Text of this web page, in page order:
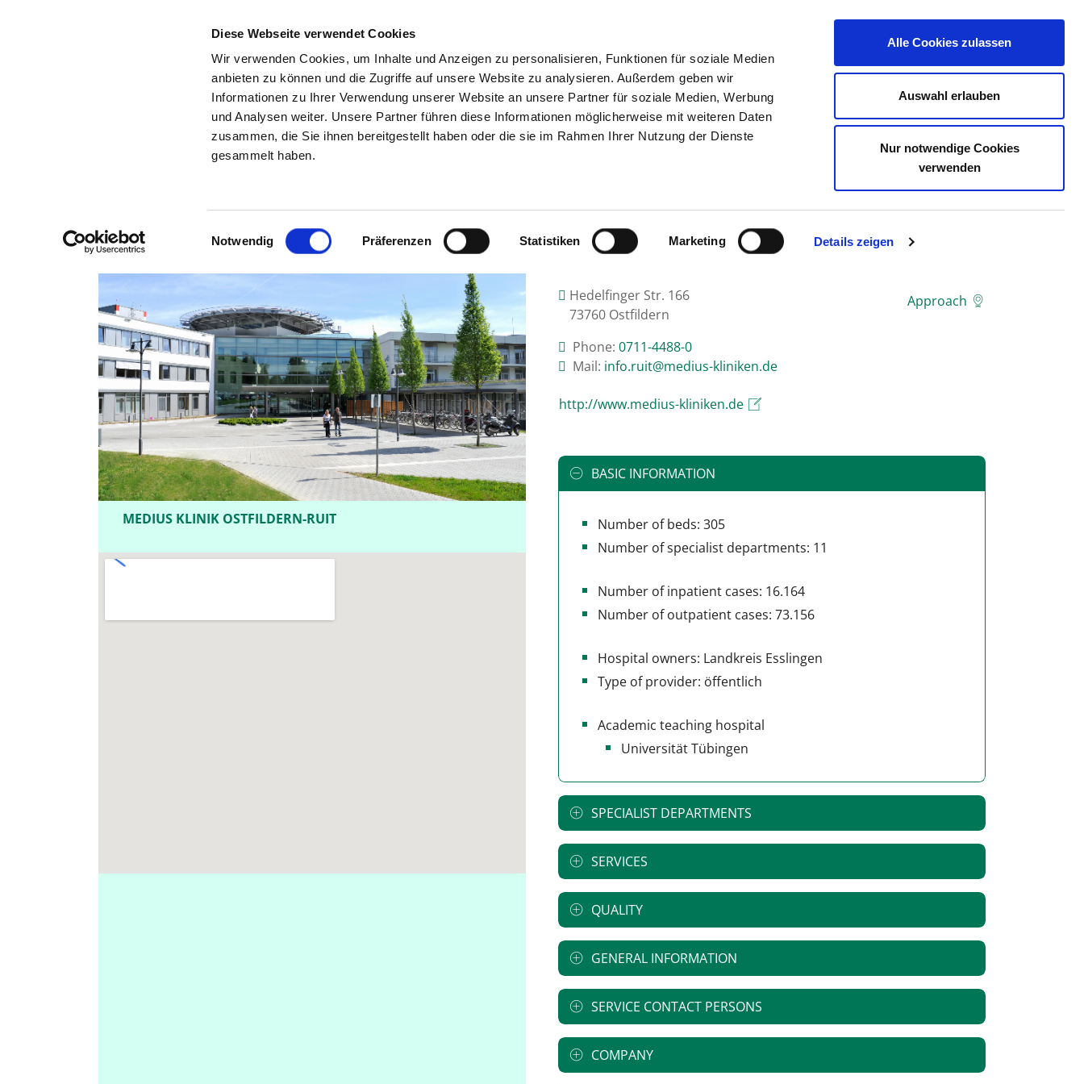
Diese Webseite verwendet Cookies
Wir verwenden Cookies, um Inhalte und Anzeigen zu personalisieren, Funktionen für soziale Medien
anbieten zu können und die Zugriffe auf unsere Website zu analysieren. Außerdem geben wir
Informationen zu Ihrer Verwendung unserer Website an unsere Partner für soziale Medien, Werbung
und Analysen weiter. Unsere Partner führen diese Informationen möglicherweise mit weiteren Daten
zusammen, die Sie ihnen bereitgestellt haben oder die sie im Rahmen Ihrer Nutzung der Dienste
gesammelt haben.
Einwilligungsauswahl
Notwendig Präferenzen Statistiken Marketing Details zeigen
Alle Cookies zulassen
Auswahl erlauben
Nur notwendige Cookies
verwenden
SEARCH TIPS & HELP THE DIRECTORY JOB PORTAL CONTACT
Back to the search results
MEDIUS KLINIK OSTFILDERN-RUIT
MEDIUS KLINIK OSTFILDERN-RUIT
Hedelfinger Str. 166
73760 Ostfildern
Phone: 0711-4488-0
Mail: ed.nekinilk-suidem@tiur.ofni
Approach
http://www.medius-kliniken.de
BASIC INFORMATION
Number of beds: 305
Number of specialist departments: 11
Number of inpatient cases: 16.164
Number of outpatient cases: 73.156
Hospital owners: Landkreis Esslingen
Type of provider: öffentlich
Academic teaching hospital
Universität Tübingen
SPECIALIST DEPARTMENTS
SERVICES
QUALITY
GENERAL INFORMATION
SERVICE CONTACT PERSONS
COMPANY